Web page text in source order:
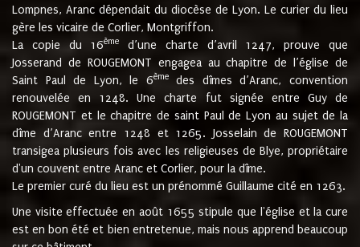
Lompnes, Aranc dépendait du diocèse de Lyon. Le curier du lieu
gère les vicaire de Corlier, Montgriffon.
La copie du 16ème
d’une charte d’avril 1247, prouve que
Josserand de ROUGEMONT engagea au chapitre de l’église de
Saint Paul de Lyon, le 6èmedes dîmes d’Aranc, convention
renouvelée en 1248. Une charte fut signée entre Guy de
ROUGEMONT et le chapitre de saint Paul de Lyon au sujet de la
dîme d’Aranc entre 1248 et 1265. Josselain de ROUGEMONT
transigea plusieurs fois avec les religieuses de Blye, propriétaire
d'un couvent entre Aranc et Corlier, pour la dîme.
Le premier curé du lieu est un prénommé Guillaume cité en 1263.
Une visite effectuée en août 1655 stipule que l'église et la cure
est en bon été et bien entretenue, mais nous apprend beaucoup